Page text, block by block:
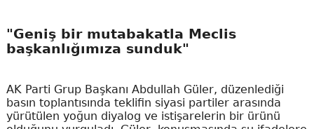
"Geniş bir mutabakatla Meclis
başkanlığımıza sunduk"
AK Parti Grup Başkanı Abdullah Güler, düzenlediği
basın toplantısında teklifin siyasi partiler arasında
yürütülen yoğun diyalog ve istişarelerin bir ürünü